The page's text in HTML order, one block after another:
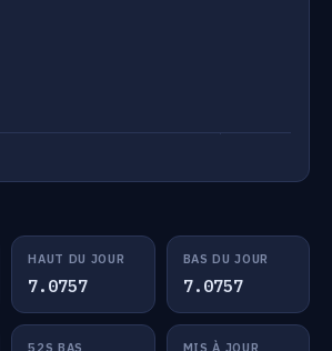
HAUT DU JOUR
7.0757
BAS DU JOUR
7.0757
52S BAS MIS À JOUR